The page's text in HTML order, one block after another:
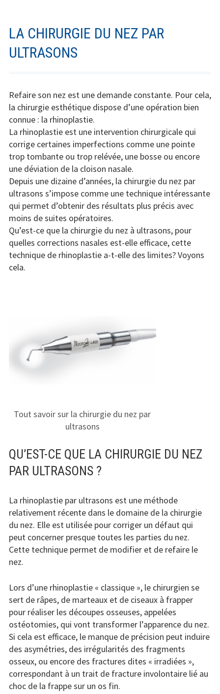
LA CHIRURGIE DU NEZ PAR
ULTRASONS
Refaire son nez est une demande constante. Pour cela,
la chirurgie esthétique dispose d’une opération bien
connue : la rhinoplastie.
La rhinoplastie est une intervention chirurgicale qui
corrige certaines imperfections comme une pointe
trop tombante ou trop relévée, une bosse ou encore
une déviation de la cloison nasale.
Depuis une dizaine d’années, la chirurgie du nez par
ultrasons s’impose comme une technique intéressante
qui permet d’obtenir des résultats plus précis avec
moins de suites opératoires.
Qu’est-ce que la chirurgie du nez à ultrasons, pour
quelles corrections nasales est-elle efficace, cette
technique de rhinoplastie a-t-elle des limites? Voyons
cela.
Tout savoir sur la chirurgie du nez par
ultrasons
QU’EST-CE QUE LA CHIRURGIE DU NEZ
PAR ULTRASONS ?
La rhinoplastie par ultrasons est une méthode
relativement récente dans le domaine de la chirurgie
du nez. Elle est utilisée pour corriger un défaut qui
peut concerner presque toutes les parties du nez.
Cette technique permet de modifier et de refaire le
nez.
Lors d’une rhinoplastie « classique », le chirurgien se
sert de râpes, de marteaux et de ciseaux à frapper
pour réaliser les découpes osseuses, appelées
ostéotomies, qui vont transformer l’apparence du nez.
Si cela est efficace, le manque de précision peut induire
des asymétries, des irrégularités des fragments
osseux, ou encore des fractures dites « irradiées »,
correspondant à un trait de fracture involontaire lié au
choc de la frappe sur un os fin.